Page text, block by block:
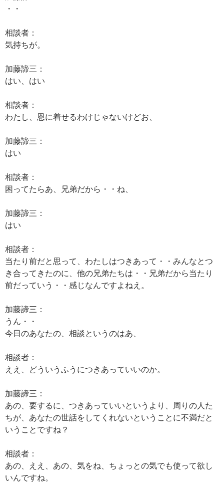
・・
相談者：
気持ちが。
加藤諦三：
はい、はい
相談者：
わたし、恩に着せるわけじゃないけどお、
加藤諦三：
はい
相談者：
困ってたらあ、兄弟だから・・ね、
加藤諦三：
はい
相談者：
当たり前だと思って、わたしはつきあって・・みんなとつ
き合ってきたのに、他の兄弟たちは・・兄弟だから当たり
前だっていう・・感じなんですよねえ。
加藤諦三：
うん・・
今日のあなたの、相談というのはあ、
相談者：
ええ、どういうふうにつきあっていいのか。
加藤諦三：
あの、要するに、つきあっていいというより、周りの人た
ちが、あなたの世話をしてくれないということに不満だと
いうことですね？
相談者：
あの、ええ、あの、気をね、ちょっとの気でも使って欲し
いんですね。